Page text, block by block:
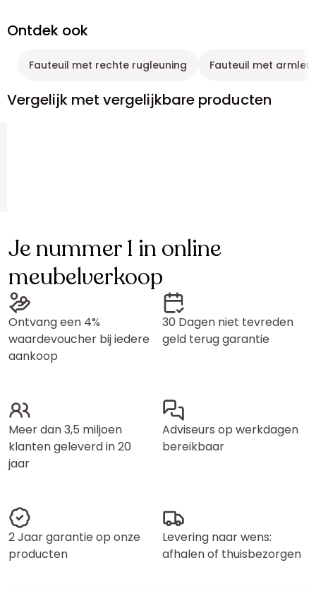
Ontdek ook
Fauteuil met rechte rugleuning Fauteuil met
Vergelijk met vergelijkbare producten
Je nummer 1 in online
meubelverkoop
Ontvang een 4%
waardevoucher bij iedere
aankoop
30 Dagen niet tevreden
geld terug garantie
Meer dan 3,5 miljoen
klanten geleverd in 20
jaar
Adviseurs op werkdagen
bereikbaar
2 Jaar garantie op onze
producten
Levering naar wens:
afhalen of thuisbezorgen